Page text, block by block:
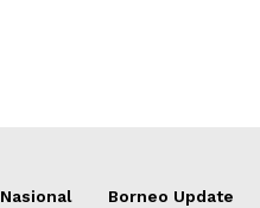
Nasional Borneo Update